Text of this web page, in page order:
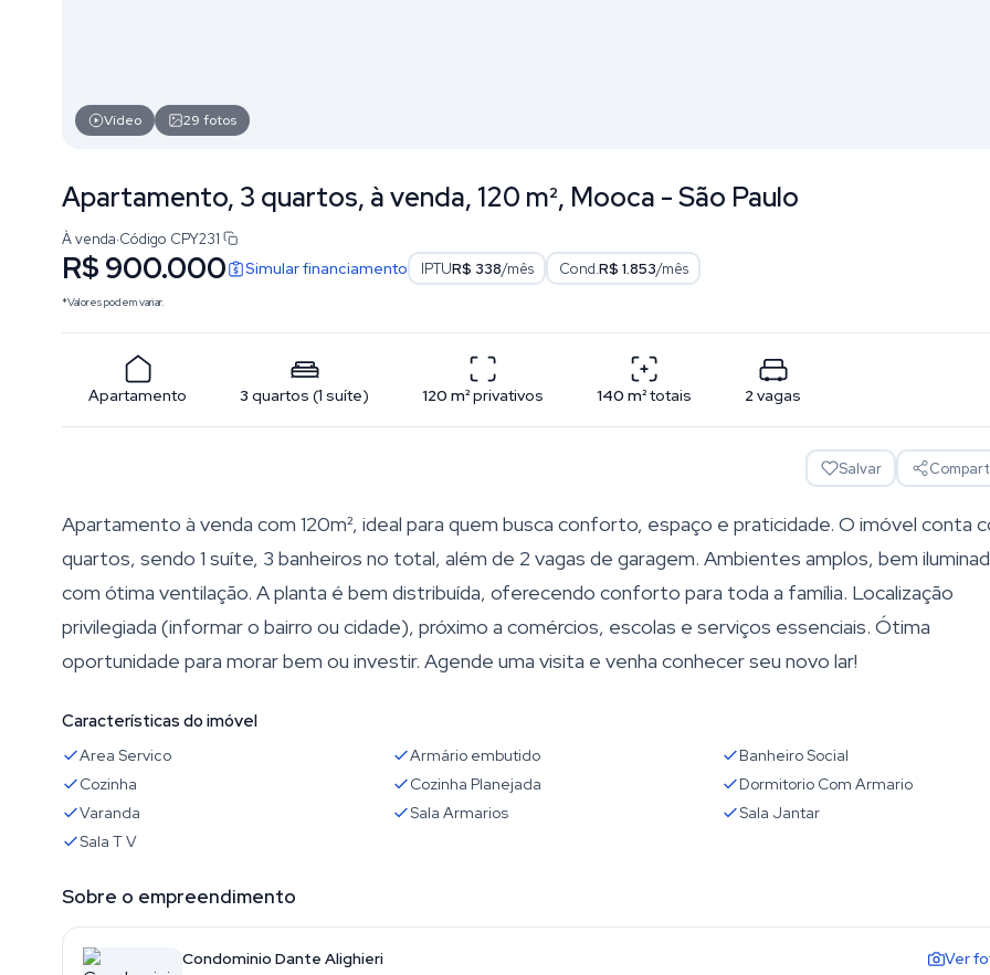
Vídeo 29 fotos
Apartamento, 3 quartos, à venda, 120 m², Mooca - São Paulo
À venda·Código CPY231
R$ 900.000 Simular financiamento IPTUR$ 338/mês Cond.R$ 1.853/mês
*Valores podem variar.
Apartamento 3 quartos (1 suíte) 120 m²privativos 140 m²totais 2 vagas
Salvar
Apartamento à venda com 120m², ideal para quem busca conforto, espaço e praticidade. O imóvel conta
quartos, sendo 1 suíte, 3 banheiros no total, além de 2 vagas de garagem. Ambientes amplos, bem
com ótima ventilação. A planta é bem distribuída, oferecendo conforto para toda a família. Localização
privilegiada (informar o bairro ou cidade), próximo a comércios, escolas e serviços essenciais. Ótima
oportunidade para morar bem ou investir. Agende uma visita e venha conhecer seu novo lar!
Características do imóvel
Area Servico Armário embutido
Banheiro Social
Cozinha
Cozinha Planejada
Dormitorio Com Armario
Varanda
Sala Armarios
Sala Jantar
Sala T V
Sobre o empreendimento
Condominio Dante Alighieri
Ver